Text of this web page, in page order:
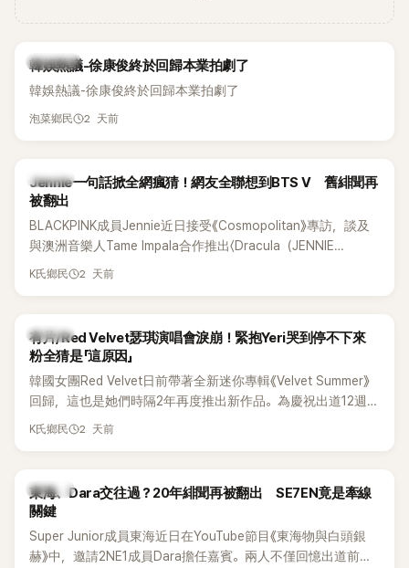
熱議討論
韓娛熱議-徐康俊終於回歸本業拍劇了
韓娛熱議-徐康俊終於回歸本業拍劇了
泡菜鄉民 2 天前
K-POP
Jennie一句話掀全網瘋猜！網友全聯想到BTS V 舊緋聞再
被翻出
BLACKPINK成員Jennie近日接受《Cosmopolitan》專訪，談及
與澳洲音樂人Tame Impala合作推出〈Dracula（JENNIE
Remix）〉的幕後故事，沒想到她一句關於「共同朋友」的回答，
K氏鄉民 2 天前
K-POP
有片/Red Velvet瑟琪演唱會淚崩！緊抱Yeri哭到停不下來
粉全猜是「這原因」
韓國女團Red Velvet日前帶著全新迷你專輯《Velvet Summer》
回歸，這也是她們時隔2年再度推出新作品。為慶祝出道12週
年，五位成員也一連舉辦三場粉絲演唱會，與粉絲共同回顧經
K氏鄉民 2 天前
K-POP
東海、Dara交往過？20年緋聞再被翻出 SE7EN竟是牽線
關鍵
Super Junior成員東海近日在YouTube節目《東海物與白頭銀
赫》中，邀請2NE1成員Dara擔任嘉賓。兩人不僅回憶出道前的